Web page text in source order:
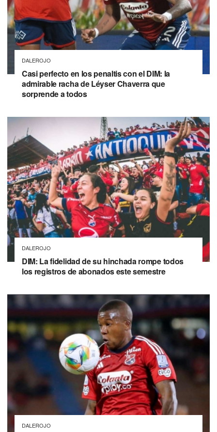
DALEROJO
Casi perfecto en los penaltis con el DIM: la
admirable racha de Léyser Chaverra que
sorprende a todos
DALEROJO
DIM: La fidelidad de su hinchada rompe todos
los registros de abonados este semestre
DALEROJO